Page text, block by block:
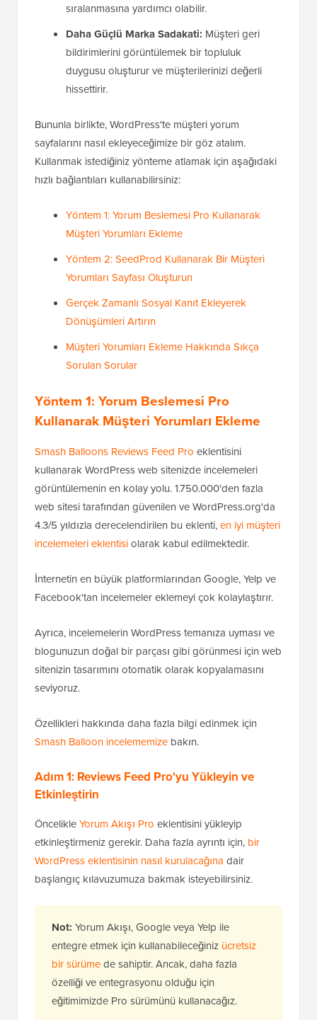
sıralanmasına yardımcı olabilir.
Daha Güçlü Marka Sadakati: Müşteri geri
bildirimlerini görüntülemek bir topluluk
duygusu oluşturur ve müşterilerinizi değerli
hissettirir.
Bununla birlikte, WordPress'te müşteri yorum
sayfalarını nasıl ekleyeceğimize bir göz atalım.
Kullanmak istediğiniz yönteme atlamak için aşağıdaki
hızlı bağlantıları kullanabilirsiniz:
Yöntem 1: Yorum Beslemesi Pro Kullanarak
Müşteri Yorumları Ekleme
Yöntem 2: SeedProd Kullanarak Bir Müşteri
Yorumları Sayfası Oluşturun
Gerçek Zamanlı Sosyal Kanıt Ekleyerek
Dönüşümleri Artırın
Müşteri Yorumları Ekleme Hakkında Sıkça
Sorulan Sorular
Yöntem 1: Yorum Beslemesi Pro
Kullanarak Müşteri Yorumları Ekleme
Smash Balloons Reviews Feed Pro eklentisini
kullanarak WordPress web sitenizde incelemeleri
görüntülemenin en kolay yolu. 1.750.000'den fazla
web sitesi tarafından güvenilen ve WordPress.org'da
4.3/5 yıldızla derecelendirilen bu eklenti,en iyi müşteri
incelemeleri eklentisiolarak kabul edilmektedir.
İnternetin en büyük platformlarından Google, Yelp ve
Facebook'tan incelemeler eklemeyi çok kolaylaştırır.
Ayrıca, incelemelerin WordPress temanıza uyması ve
blogunuzun doğal bir parçası gibi görünmesi için web
sitenizin tasarımını otomatik olarak kopyalamasını
seviyoruz.
Özellikleri hakkında daha fazla bilgi edinmek için
Smash Balloon incelememize bakın.
Adım 1: Reviews Feed Pro'yu Yükleyin ve
Etkinleştirin
ÖncelikleYorum Akışı Pro eklentisini yükleyip
etkinleştirmeniz gerekir. Daha fazla ayrıntı için, bir
WordPress eklentisinin nasıl kurulacağına dair
başlangıç kılavuzumuza bakmak isteyebilirsiniz.
Not: Yorum Akışı, Google veya Yelp ile
entegre etmek için kullanabileceğiniz ücretsiz
bir sürümede sahiptir. Ancak, daha fazla
özelliği ve entegrasyonu olduğu için
eğitimimizde Pro sürümünü kullanacağız.